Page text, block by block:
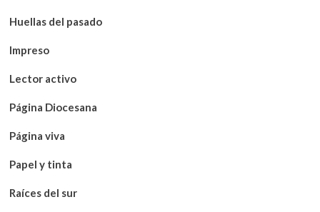
Huellas del pasado
Impreso
Lector activo
Página Diocesana
Página viva
Papel y tinta
Raíces del sur